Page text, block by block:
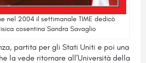
nel 2004 il settimanale TIME dedicò
cosentina Sandra Savaglio
partita per gli Stati Uniti e poi una
la vede ritornare all’Università della